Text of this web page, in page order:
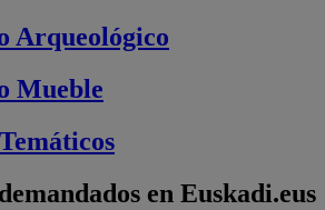
Arqueológico
Mueble
Temáticos
en Euskadi.eus